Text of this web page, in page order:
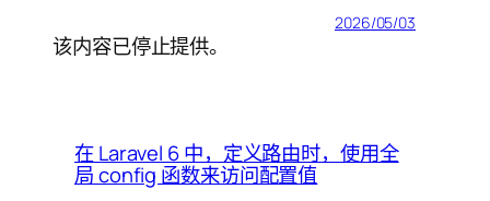
2026/05/03
该内容已停止提供。
在 Laravel 6 中，定义路由时，使用全
局 config 函数来访问配置值